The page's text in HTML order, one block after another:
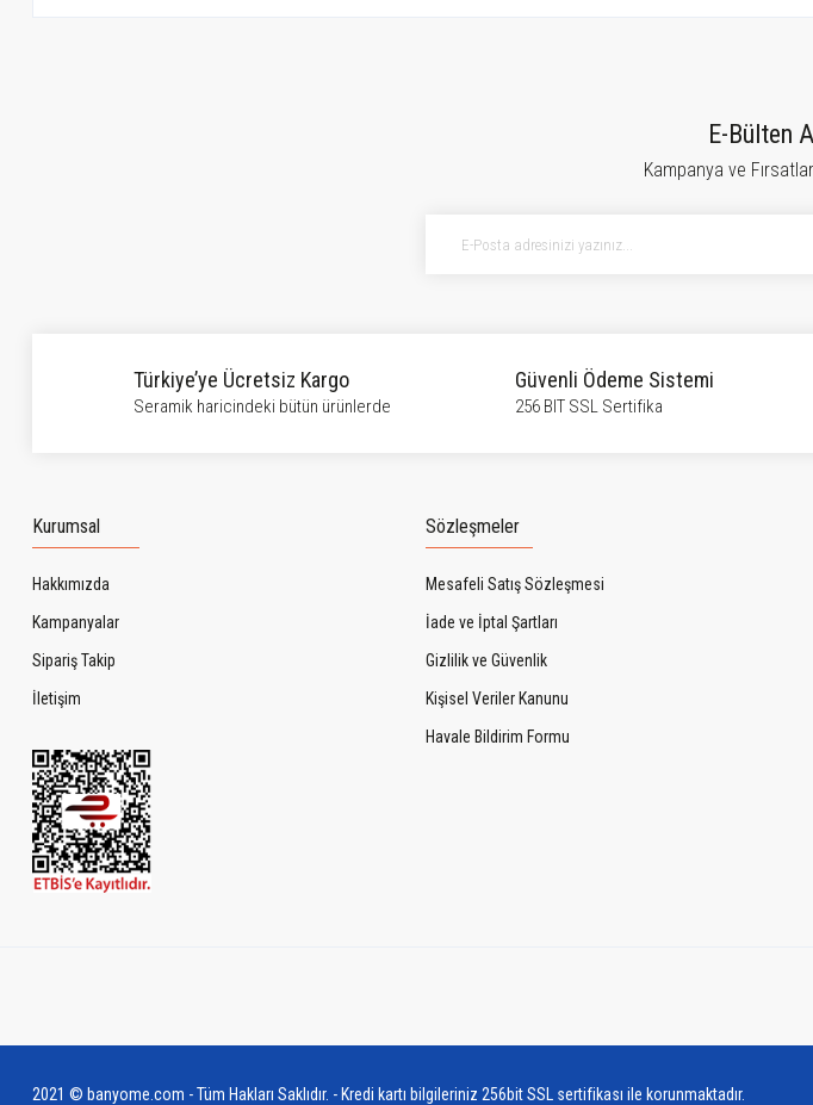
Bu ürüne ilk
E-Bülten
Kampanya ve
Türkiye’ye Ücretsiz Kargo
Seramik haricindeki bütün ürünlerde
Güvenli Ödeme Sistemi
256 BIT SSL Sertifika
Kurumsal
Hakkımızda
Kampanyalar
Sipariş Takip
İletişim
Sözleşmeler
Mesafeli Satış Sözleşmesi
İade ve İptal Şartları
Gizlilik ve Güvenlik
Kişisel Veriler Kanunu
Havale Bildirim Formu
2021 © banyome.com - Tüm Hakları Saklıdır. - Kredi kartı bilgileriniz 256bit SSL sertifikası ile korunmaktadır.